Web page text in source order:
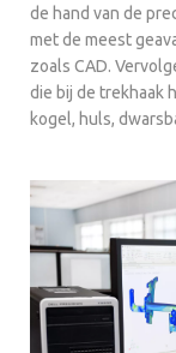
de hand van de
met de meest
zoals CAD.
die bij de trekhaak
kogel, huls,